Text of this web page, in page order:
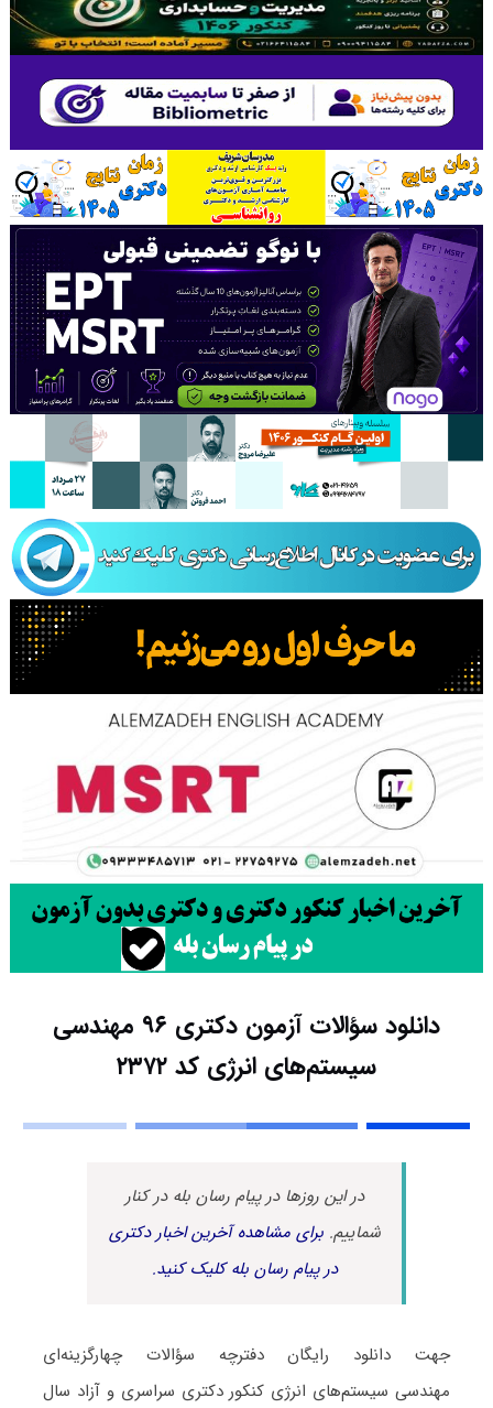
دانلود سؤالات آزمون دکتری ۹۶ مهندسی
سیستم‌های انرژی کد ۲۳۷۲
در این روزها در پیام رسان بله در کنار
شماییم.برای مشاهده آخرین اخبار دکتری
در پیام رسان بله کلیک کنید.
جهت دانلود رایگان دفترچه سؤالات چهارگزینه‌ای
مهندسی سیستم‌های انرژی کنکور دکتری سراسری و آزاد سال